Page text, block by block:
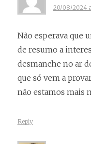
20/08/2024
Não esperava que
de resumo a
desmanche no ar
que só vem a
não estamos mais
Reply